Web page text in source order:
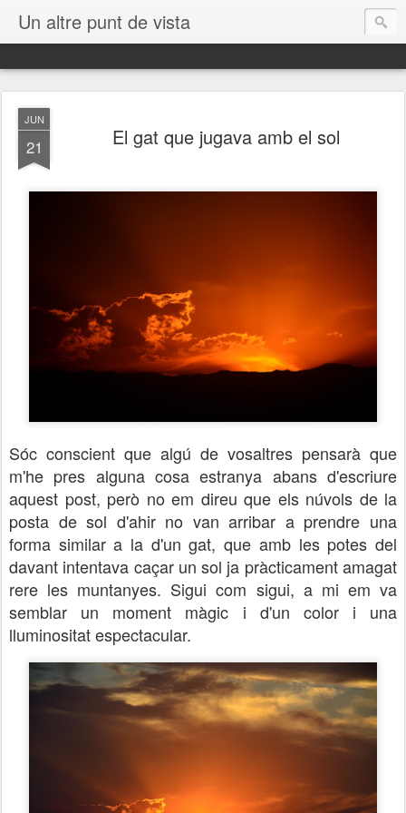
Un altre punt de vista
JUN
21 El gat que jugava amb el sol
Sóc conscient que algú de vosaltres pensarà que
m'he pres alguna cosa estranya abans d'escriure
aquest post, però no em direu que els núvols de la
posta de sol d'ahir no van arribar a prendre una
forma similar a la d'un gat, que amb les potes del
davant intentava caçar un sol ja pràcticament amagat
rere les muntanyes. Sigui com sigui, a mi em va
semblar un moment màgic i d'un color i una
lluminositat espectacular.